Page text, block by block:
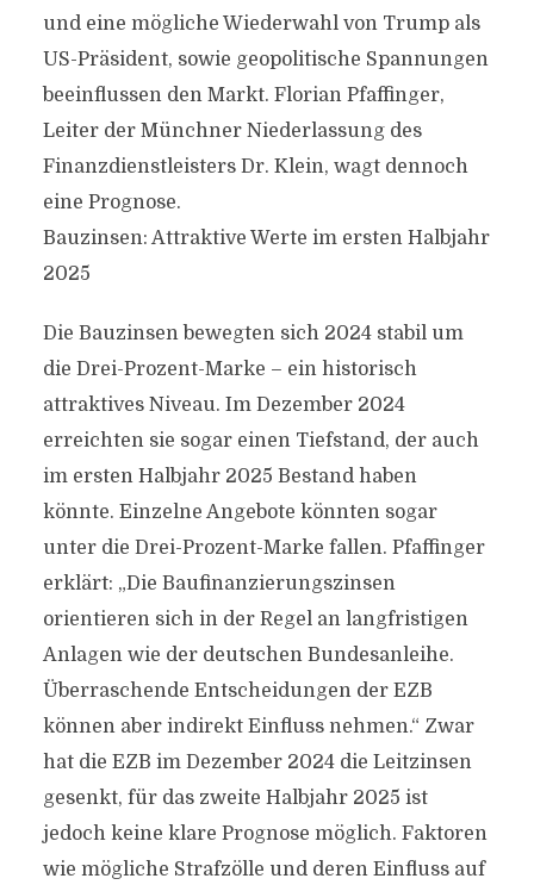
und eine mögliche Wiederwahl von Trump als
US-Präsident, sowie geopolitische Spannungen
beeinflussen den Markt. Florian Pfaffinger,
Leiter der Münchner Niederlassung des
Finanzdienstleisters Dr. Klein, wagt dennoch
eine Prognose.
Bauzinsen: Attraktive Werte im ersten Halbjahr
2025
Die Bauzinsen bewegten sich 2024 stabil um
die Drei-Prozent-Marke – ein historisch
attraktives Niveau. Im Dezember 2024
erreichten sie sogar einen Tiefstand, der auch
im ersten Halbjahr 2025 Bestand haben
könnte. Einzelne Angebote könnten sogar
unter die Drei-Prozent-Marke fallen. Pfaffinger
erklärt: „Die Baufinanzierungszinsen
orientieren sich in der Regel an langfristigen
Anlagen wie der deutschen Bundesanleihe.
Überraschende Entscheidungen der EZB
können aber indirekt Einfluss nehmen.“ Zwar
hat die EZB im Dezember 2024 die Leitzinsen
gesenkt, für das zweite Halbjahr 2025 ist
jedoch keine klare Prognose möglich. Faktoren
wie mögliche Strafzölle und deren Einfluss auf